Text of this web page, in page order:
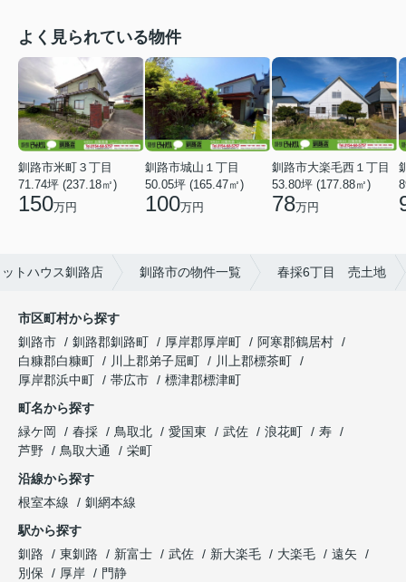
よく見られている物件
釧路市米町３丁目
71.74坪 (237.18㎡)
150万円
釧路市城山１丁目
50.05坪 (165.47㎡)
100万円
釧路市大楽毛西１丁目
53.80坪 (177.88㎡)
78万円
トハウス釧路店 釧路市の物件一覧 春採6丁目 売土地
市区町村から探す
釧路市
釧路郡釧路町 厚岸郡厚岸町
阿寒郡鶴居村
白糠郡白糠町
川上郡弟子屈町
川上郡標茶町
厚岸郡浜中町
帯広市
標津郡標津町
町名から探す
緑ケ岡
春採 鳥取北 愛国東 武佐 浪花町
寿
芦野
鳥取大通
栄町
沿線から探す
根室本線
釧網本線
駅から探す
釧路
東釧路 新富士 武佐 新大楽毛 大楽毛
遠矢
別保
厚岸 門静